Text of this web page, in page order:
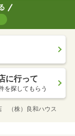
に行って
を探してもらう
（株）良和ハウス